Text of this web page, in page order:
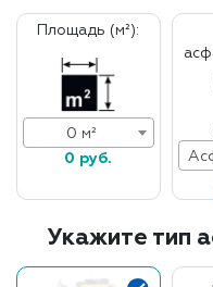
Площадь (м²):
0 м²
0 руб.
Укажите тип